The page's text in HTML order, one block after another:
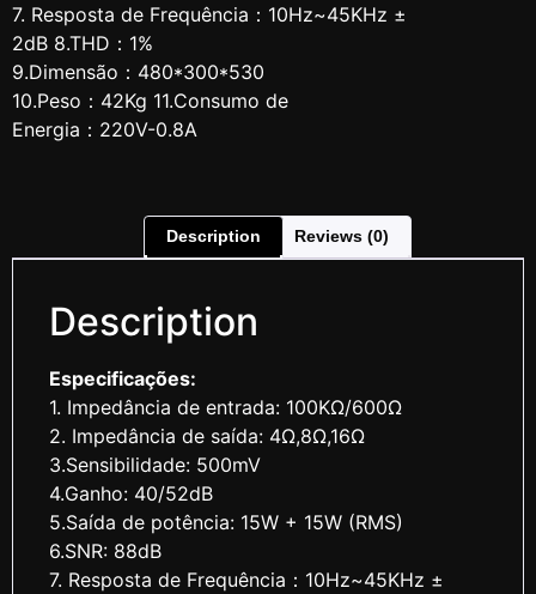
7. Resposta de Frequência：10Hz~45KHz ±
2dB 8.THD：1%
9.Dimensão：480*300*530
10.Peso：42Kg 11.Consumo de
Energia：220V-0.8A
Description Reviews (0)
Description
Especificações:
1. Impedância de entrada: 100KΩ/600Ω
2. Impedância de saída: 4Ω,8Ω,16Ω
3.Sensibilidade: 500mV
4.Ganho: 40/52dB
5.Saída de potência: 15W + 15W (RMS)
6.SNR: 88dB
7. Resposta de Frequência：10Hz~45KHz ±